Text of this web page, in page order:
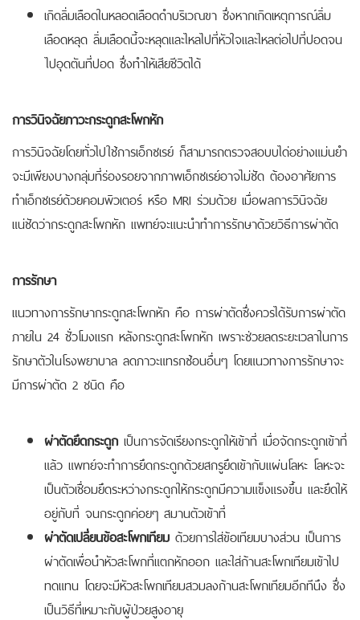
เกิดลิ่มเลือดในหลอดเลือดดำบริเวณขา ซึ่งหากเกิดเหตุการณ์ลิ่ม
เลือดหลุด ลิ่มเลือดนี้จะหลุดและไหลไปที่หัวใจและไหลต่อไปที่ปอดจน
ไปอุดตันที่ปอด ซึ่งทำให้เสียชีวิตได้
การวินิจฉัยภาวะกระดูกสะโพกหัก
การวินิจฉัยโดยทั่วไปใช้การเอ็กซเรย์ ก็สามารถตรวจสอบบได่อย่างแม่นยำ
จะมีเพียงบางกลุ่มที่ร่องรอยจากภาพเอ็กซเรย์อาจไม่ชัด ต้องอาศัยการ
ทำเอ็กซเรย์ด้วยคอมพิวเตอร์ หรือ MRI ร่วมด้วย เมื่อผลการวินิจฉัย
แน่ชัดว่ากระดูกสะโพกหัก แพทย์จะแนะนำทำการรักษาด้วยวิธีการผ่าตัด
การรักษา
แนวทางการรักษากระดูกสะโพกหัก คือ การผ่าตัดซึ่งควรได้รับการผ่าตัด
ภายใน 24 ชั่วโมงแรก หลังกระดูกสะโพกหัก เพราะช่วยลดระยะเวลาในการ
รักษาตัวในโรงพยาบาล ลดภาวะแทรกซ้อนอื่นๆ โดยแนวทางการรักษาจะ
มีการผ่าตัด 2 ชนิด คือ
ผ่าตัดยึดกระดูก เป็นการจัดเรียงกระดูกให้เข้าที่ เมื่อจัดกระดูกเข้าที่
แล้ว แพทย์จะทำการยึดกระดูกด้วยสกรูยึดเข้ากับแผ่นโลหะ โลหะจะ
เป็นตัวเชื่อมยึดระหว่างกระดูกให้กระดูกมีความแข็งแรงขึ้น และยึดให้
อยู่กับที่ จนกระดูกค่อยๆ สมานตัวเข้าที่
ผ่าตัดเปลี่ยนข้อสะโพกเทียม ด้วยการใส่ข้อเทียมบางส่วน เป็นการ
ผ่าตัดเพื่อนำหัวสะโพกที่แตกหักออก และใส่ก้านสะโพกเทียมเข้าไป
ทดแทน โดยจะมีหัวสะโพกเทียมสวมลงก้านสะโพกเทียมอีกทีนึง ซึ่ง
เป็นวิธีที่เหมาะกับผู้ป่วยสูงอายุ